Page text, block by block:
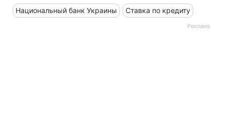
Национальный банк Украины Ставка по кредиту